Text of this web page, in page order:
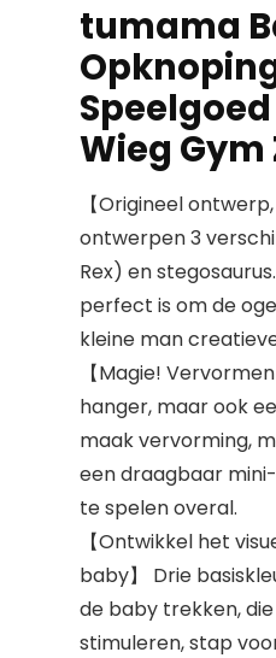
tumama
Wieg
【Origineel
ontwerpen 3
Rex) en
perfect is om de
kleine man
【Magie!
hanger, maar ook
maak vervorming,
een draagbaar
te spelen overal.
【Ontwikkel het
baby】 Drie
de baby trekken,
stimuleren, stap